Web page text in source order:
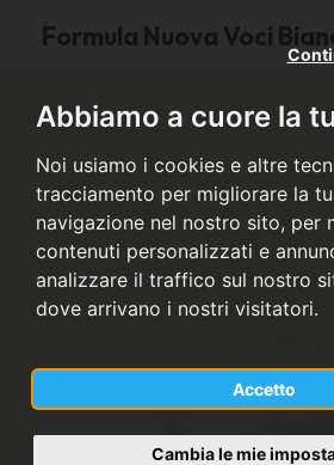
Abbiamo a cuore la
Noi usiamo i cookies e altre
tracciamento per migliorare la
navigazione nel nostro sito, per
contenuti personalizzati e
analizzare il traffico sul nostro
dove arrivano i nostri visitatori.
Accetto
Cambia le mie
Formula Nuova Voci